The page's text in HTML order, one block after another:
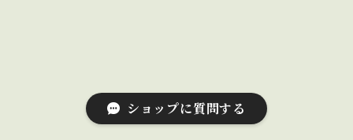
ショップに質問する